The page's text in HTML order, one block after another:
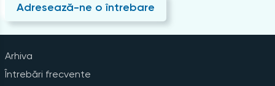
Adresează-ne o întrebare
Arhiva
Întrebări frecvente